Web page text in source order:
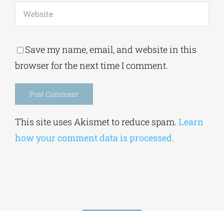
Save my name, email, and website in this
browser for the next time I comment.
This site uses Akismet to reduce spam. Learn
how your comment data is processed.